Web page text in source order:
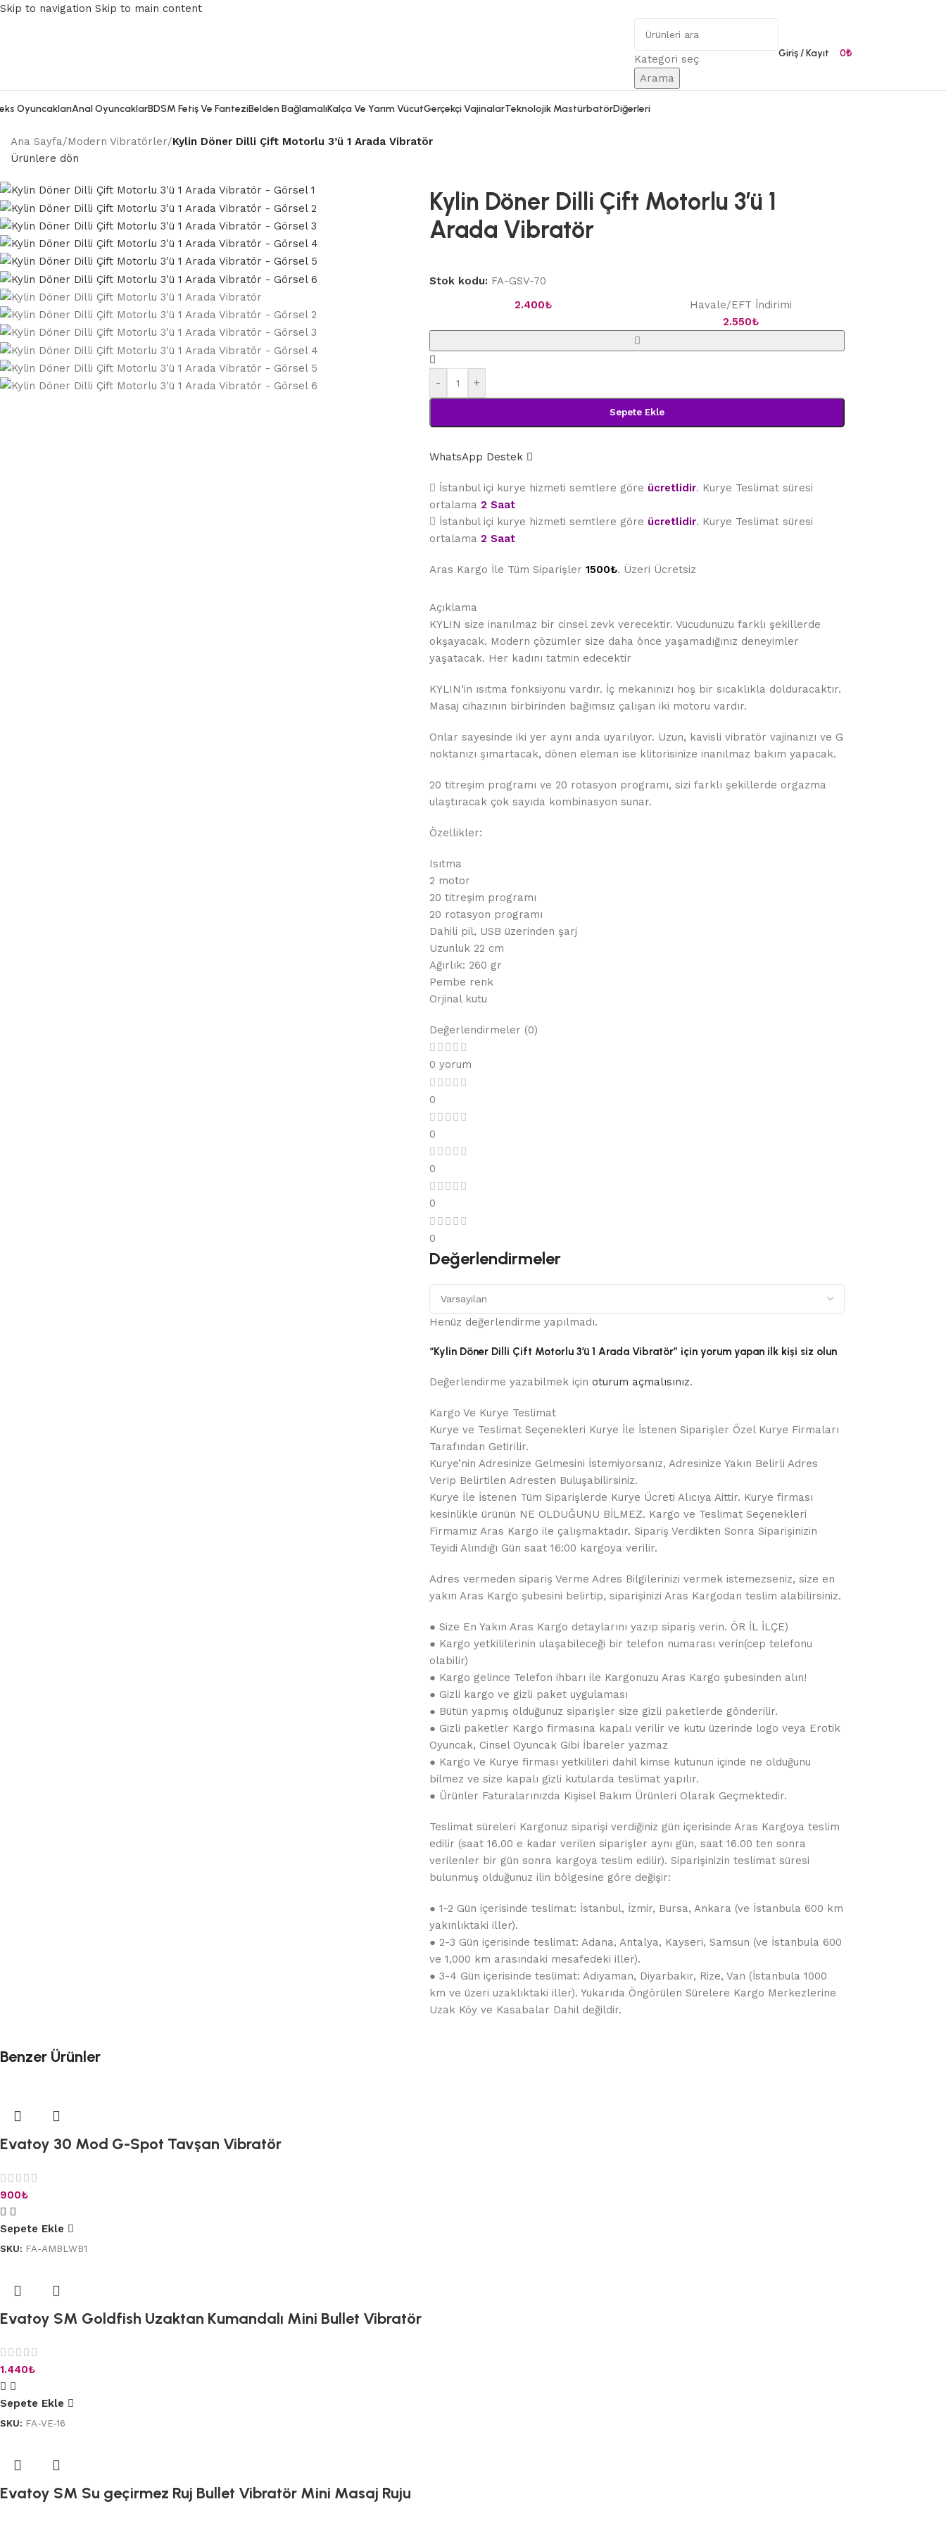
Skip to navigation Skip to main content
Kategori seç
Arama
Giriş / Kayıt 0₺
OyuncaklarıAnal OyuncaklarBDSM Fetiş Ve FanteziBelden BağlamalıKalça Ve Yarım VücutGerçekçi VajinalarTeknolojik MastürbatörDiğerleri
Ana Sayfa/Modern Vibratörler/Kylin Döner Dilli Çift Motorlu 3’ü 1 Arada Vibratör
Ürünlere dön
Kylin Döner Dilli Çift Motorlu 3’ü 1
Arada Vibratör
Stok kodu: FA-GSV-70
2.400₺
Havale/EFT İndirimi
2.550₺
- +
Sepete Ekle
WhatsApp Destek
İstanbul içi kurye hizmeti semtlere göre ücretlidir. Kurye Teslimat süresi
ortalama 2 Saat
İstanbul içi kurye hizmeti semtlere göre ücretlidir. Kurye Teslimat süresi
ortalama 2 Saat
Aras Kargo İle Tüm Siparişler 1500₺. Üzeri Ücretsiz
Açıklama
KYLIN size inanılmaz bir cinsel zevk verecektir. Vücudunuzu farklı şekillerde
okşayacak. Modern çözümler size daha önce yaşamadığınız deneyimler
yaşatacak. Her kadını tatmin edecektir
KYLIN’in ısıtma fonksiyonu vardır. İç mekanınızı hoş bir sıcaklıkla dolduracaktır.
Masaj cihazının birbirinden bağımsız çalışan iki motoru vardır.
Onlar sayesinde iki yer aynı anda uyarılıyor. Uzun, kavisli vibratör vajinanızı ve G
noktanızı şımartacak, dönen eleman ise klitorisinize inanılmaz bakım yapacak.
20 titreşim programı ve 20 rotasyon programı, sizi farklı şekillerde orgazma
ulaştıracak çok sayıda kombinasyon sunar.
Özellikler:
Isıtma
2 motor
20 titreşim programı
20 rotasyon programı
Dahili pil, USB üzerinden şarj
Uzunluk 22 cm
Ağırlık: 260 gr
Pembe renk
Orjinal kutu
Değerlendirmeler (0)
0 yorum
0
0
0
0
0
Değerlendirmeler
Henüz değerlendirme yapılmadı.
“Kylin Döner Dilli Çift Motorlu 3’ü 1 Arada Vibratör” için yorum yapan ilk kişi siz olun
Değerlendirme yazabilmek için oturum açmalısınız.
Kargo Ve Kurye Teslimat
Kurye ve Teslimat Seçenekleri Kurye İle İstenen Siparişler Özel Kurye Firmaları
Tarafından Getirilir.
Kurye’nin Adresinize Gelmesini İstemiyorsanız, Adresinize Yakın Belirli Adres
Verip Belirtilen Adresten Buluşabilirsiniz.
Kurye İle İstenen Tüm Siparişlerde Kurye Ücreti Alıcıya Aittir. Kurye firması
kesinlikle ürünün NE OLDUĞUNU BİLMEZ. Kargo ve Teslimat Seçenekleri
Firmamız Aras Kargo ile çalışmaktadır. Sipariş Verdikten Sonra Siparişinizin
Teyidi Alındığı Gün saat 16:00 kargoya verilir.
Adres vermeden sipariş Verme Adres Bilgilerinizi vermek istemezseniz, size en
yakın Aras Kargo şubesini belirtip, siparişinizi Aras Kargodan teslim alabilirsiniz.
● Size En Yakın Aras Kargo detaylarını yazıp sipariş verin. ÖR İL İLÇE)
● Kargo yetkililerinin ulaşabileceği bir telefon numarası verin(cep telefonu
olabilir)
● Kargo gelince Telefon ihbarı ile Kargonuzu Aras Kargo şubesinden alın!
● Gizli kargo ve gizli paket uygulaması
● Bütün yapmış olduğunuz siparişler size gizli paketlerde gönderilir.
● Gizli paketler Kargo firmasına kapalı verilir ve kutu üzerinde logo veya Erotik
Oyuncak, Cinsel Oyuncak Gibi İbareler yazmaz
● Kargo Ve Kurye firması yetkilileri dahil kimse kutunun içinde ne olduğunu
bilmez ve size kapalı gizli kutularda teslimat yapılır.
● Ürünler Faturalarınızda Kişisel Bakım Ürünleri Olarak Geçmektedir.
Teslimat süreleri Kargonuz siparişi verdiğiniz gün içerisinde Aras Kargoya teslim
edilir (saat 16.00 e kadar verilen siparişler aynı gün, saat 16.00 ten sonra
verilenler bir gün sonra kargoya teslim edilir). Siparişinizin teslimat süresi
bulunmuş olduğunuz ilin bölgesine göre değişir:
● 1-2 Gün içerisinde teslimat: İstanbul, İzmir, Bursa, Ankara (ve İstanbula 600 km
yakınlıktaki iller).
● 2-3 Gün içerisinde teslimat: Adana, Antalya, Kayseri, Samsun (ve İstanbula 600
ve 1,000 km arasındaki mesafedeki iller).
● 3-4 Gün içerisinde teslimat: Adıyaman, Diyarbakır, Rize, Van (İstanbula 1000
km ve üzeri uzaklıktaki iller). Yukarıda Öngörülen Sürelere Kargo Merkezlerine
Uzak Köy ve Kasabalar Dahil değildir.
Benzer Ürünler
Evatoy 30 Mod G-Spot Tavşan Vibratör
900₺
Sepete Ekle
SKU: FA-AMBLWB1
Evatoy SM Goldfish Uzaktan Kumandalı Mini Bullet Vibratör
1.440₺
Sepete Ekle
SKU: FA-VE-16
Evatoy SM Su geçirmez Ruj Bullet Vibratör Mini Masaj Ruju